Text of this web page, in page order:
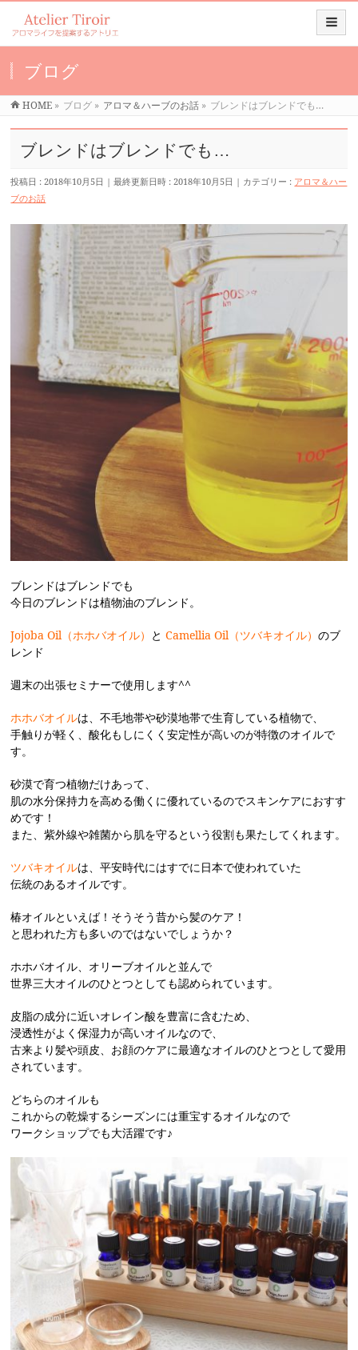
ブログ
HOME » ブログ » アロマ＆ハーブのお話 » ブレンドはブレンドでも…
ブレンドはブレンドでも…
投稿日 : 2018年10月5日 最終更新日時 : 2018年10月5日 カテゴリー : アロマ＆ハー
ブのお話
ブレンドはブレンドでも
今日のブレンドは植物油のブレンド。
Jojoba Oil（ホホバオイル） とCamellia Oil（ツバキオイル）のブ
レンド
週末の出張セミナーで使用します^^
ホホバオイルは、不毛地帯や砂漠地帯で生育している植物で、
手触りが軽く、酸化もしにくく安定性が高いのが特徴のオイルで
す。
砂漠で育つ植物だけあって、
肌の水分保持力を高める働くに優れているのでスキンケアにおすす
めです！
また、紫外線や雑菌から肌を守るという役割も果たしてくれます。
ツバキオイルは、平安時代にはすでに日本で使われていた
伝統のあるオイルです。
椿オイルといえば！そうそう昔から髪のケア！
と思われた方も多いのではないでしょうか？
ホホバオイル、オリーブオイルと並んで
世界三大オイルのひとつとしても認められています。
皮脂の成分に近いオレイン酸を豊富に含むため、
浸透性がよく保湿力が高いオイルなので、
古来より髪や頭皮、お顔のケアに最適なオイルのひとつとして愛用
されています。
どちらのオイルも
これからの乾燥するシーズンには重宝するオイルなので
ワークショップでも大活躍です♪